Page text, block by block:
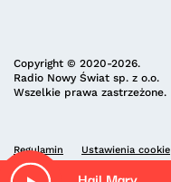
Copyright © 2020-2026.
Radio Nowy Świat sp. z o.o.
Wszelkie prawa zastrzeżone.
Regulamin Ustawienia cookie